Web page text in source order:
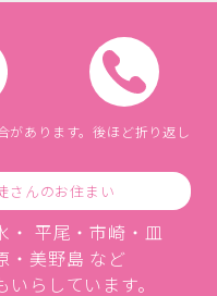
があります。後ほど折り返し
さんのお住まい
・ 平尾・市崎・皿
・美野島 など
らしています。